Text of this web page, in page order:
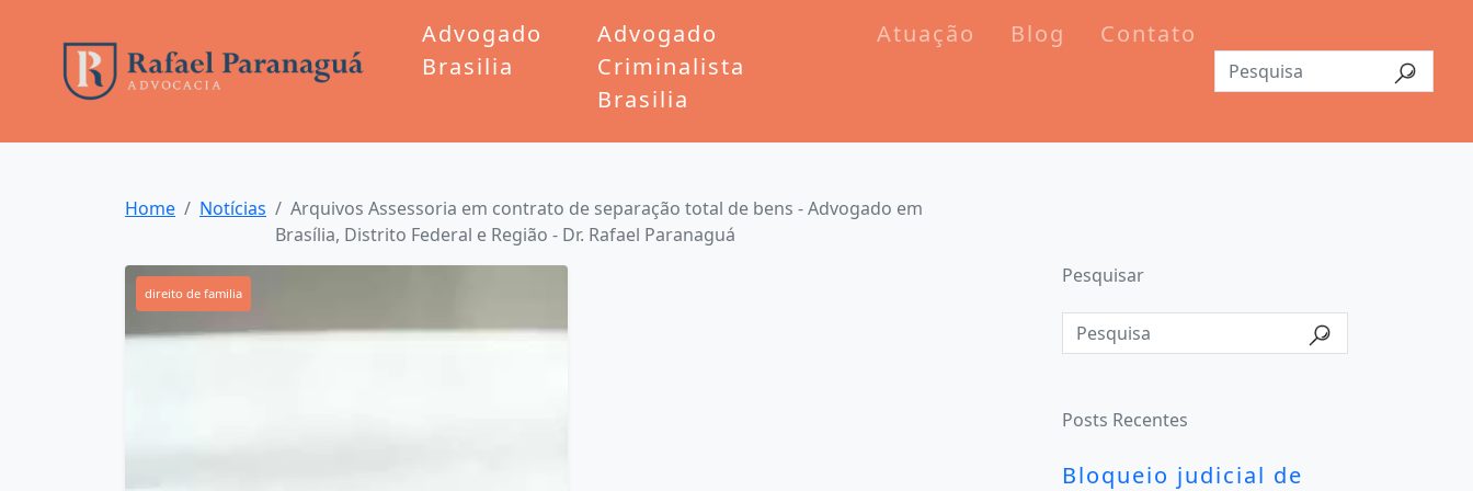
Advogado
Brasilia
Advogado
Criminalista
Brasilia
Atuação Blog Contato
Home Notícias
Arquivos Assessoria em contrato de separação total de bens - Advogado em
Brasília, Distrito Federal e Região - Dr. Rafael Paranaguá
direito de familia
Pesquisar
Posts Recentes
Bloqueio judicial de